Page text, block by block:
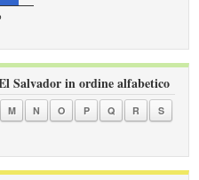
Salvador in ordine alfabetico
M N O P Q R
S